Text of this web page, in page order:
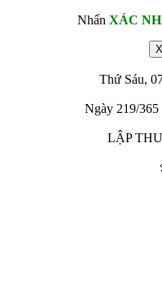
Nhấn XÁC
Thứ Sáu,
Ngày 219/
LẬP THU